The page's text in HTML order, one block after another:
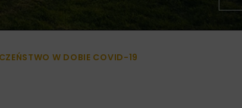
W DOBIE COVID-19